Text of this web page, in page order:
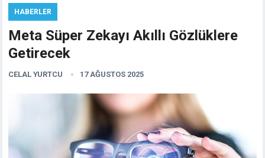
HABERLER
Meta Süper Zekayı Akıllı Gözlüklere
Getirecek
CELAL YURTCU 17 AĞUSTOS 2025